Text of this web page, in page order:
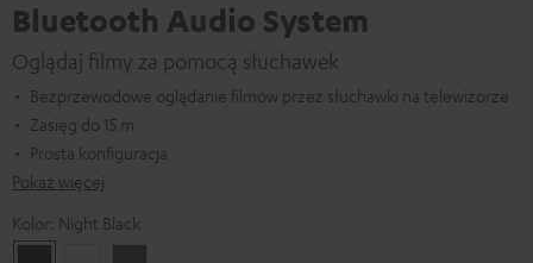
Bluetooth Audio System
Oglądaj filmy za pomocą słuchawek
Bezprzewodowe oglądanie filmów przez słuchawki na telewizorze
Zasięg do 15 m
Prosta konfiguracja
Pokaż więcej
Kolor: Night Black